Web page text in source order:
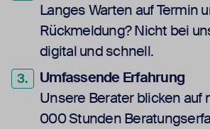
Langes Warten auf Termin
Rückmeldung? Nicht bei
digital und schnell.
Umfassende Erfahrung
Unsere Berater blicken auf
000 Stunden